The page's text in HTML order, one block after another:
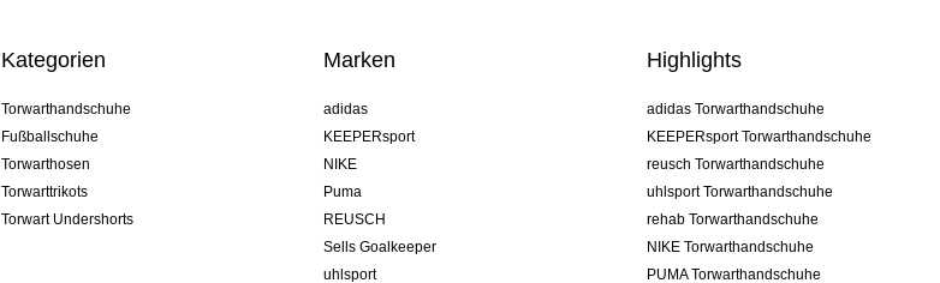
Kategorien
Torwarthandschuhe
Fußballschuhe
Torwarthosen
Torwarttrikots
Torwart Undershorts
Marken
adidas
KEEPERsport
NIKE
Puma
REUSCH
Sells Goalkeeper
uhlsport
Highlights
adidas Torwarthandschuhe
KEEPERsport Torwarthandschuhe
reusch Torwarthandschuhe
uhlsport Torwarthandschuhe
rehab Torwarthandschuhe
NIKE Torwarthandschuhe
PUMA Torwarthandschuhe